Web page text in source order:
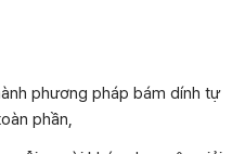
phương pháp bám dính tự
phần,